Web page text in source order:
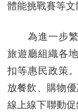
體能挑戰賽等文
為進一步繁
旅遊廳組織各
扣等惠民政策
放餐飲、購物
線上線下聯動